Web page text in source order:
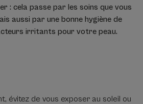
: cela passe par les soins que vous
aussi par une bonne hygiène de
irritants pour votre peau.
évitez de vous exposer au soleil ou